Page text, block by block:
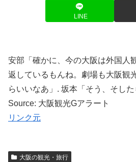
LINE
安部「確かに、今の大阪は外国人
返しているもんね。劇場も大阪観
らいいなあ」. 坂本「そう、そし
Source: 大阪観光Gアラート
リンク元
大阪の観光・旅行